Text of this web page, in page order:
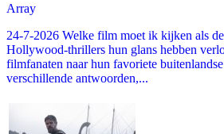
Array
24-7-2026 Welke film moet ik kijken als
Hollywood-thrillers hun glans hebben
filmfanaten naar hun favoriete
verschillende antwoorden,...